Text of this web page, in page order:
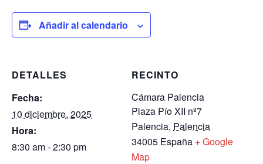
Añadir al calendario
DETALLES
Fecha:
10 diciembre, 2025
Hora:
8:30 am - 2:30 pm
RECINTO
Cámara Palencia
Plaza Pío XII nº7
Palencia, Palencia
34005 España + Google
Map